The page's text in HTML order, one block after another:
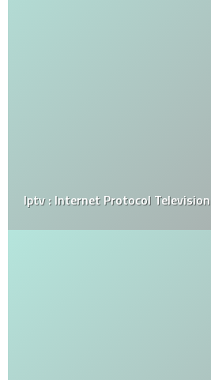
Iptv : Internet Protocol Television